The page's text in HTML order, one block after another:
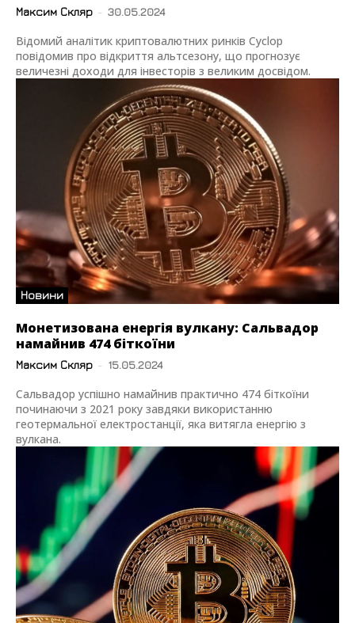
Максим Скляр - 30.05.2024
Відомий аналітик криптовалютних ринків Cyclop
повідомив про відкриття альтсезону, що прогнозує
величезні доходи для інвесторів з великим досвідом.
Новини
Монетизована енергія вулкану: Сальвадор
намайнив 474 біткоїни
Максим Скляр - 15.05.2024
Сальвадор успішно намайнив практично 474 біткоїни
починаючи з 2021 року завдяки використанню
геотермальної електростанції, яка витягла енергію з
вулкана.